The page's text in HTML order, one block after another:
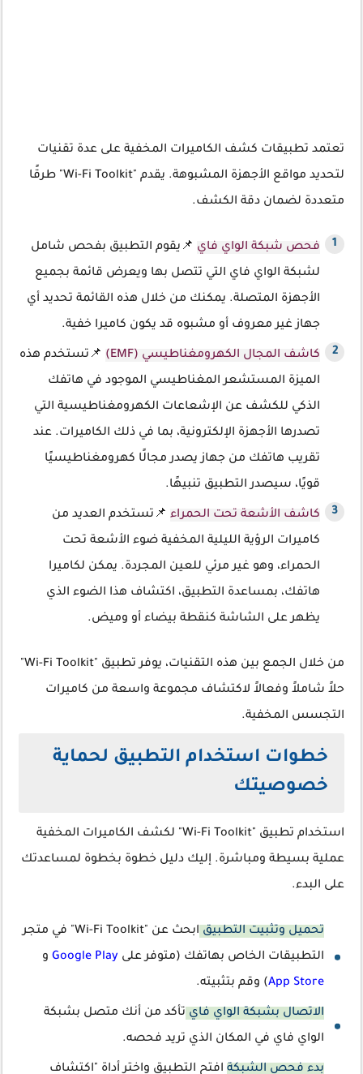
تعتمد تطبيقات كشف الكاميرات المخفية على عدة تقنيات
لتحديد مواقع الأجهزة المشبوهة. يقدم "Wi-Fi Toolkit" طرقًا
متعددة لضمان دقة الكشف.
فحص شبكة الواي فاي 📌يقوم التطبيق بفحص شامل
لشبكة الواي فاي التي تتصل بها ويعرض قائمة بجميع
الأجهزة المتصلة. يمكنك من خلال هذه القائمة تحديد أي
جهاز غير معروف أو مشبوه قد يكون كاميرا خفية.
كاشف المجال الكهرومغناطيسي (EMF)
📌تستخدم هذه
الميزة المستشعر المغناطيسي الموجود في هاتفك
الذكي للكشف عن الإشعاعات الكهرومغناطيسية التي
تصدرها الأجهزة الإلكترونية، بما في ذلك الكاميرات. عند
تقريب هاتفك من جهاز يصدر مجالًا كهرومغناطيسيًا
قويًا، سيصدر التطبيق تنبيهًا.
كاشف الأشعة تحت الحمراء 📌تستخدم العديد من
كاميرات الرؤية الليلية المخفية ضوء الأشعة تحت
الحمراء، وهو غير مرئي للعين المجردة. يمكن لكاميرا
هاتفك، بمساعدة التطبيق، اكتشاف هذا الضوء الذي
يظهر على الشاشة كنقطة بيضاء أو وميض.
من خلال الجمع بين هذه التقنيات، يوفر تطبيق "Wi-Fi Toolkit"
حلاً شاملاً وفعالاً لاكتشاف مجموعة واسعة من كاميرات
التجسس المخفية.
خطوات استخدام التطبيق لحماية
خصوصيتك
استخدام تطبيق "Wi-Fi Toolkit" لكشف الكاميرات المخفية
عملية بسيطة ومباشرة. إليك دليل خطوة بخطوة لمساعدتك
على البدء.
تحميل وتثبيت التطبيق
ابحث عن "Wi-Fi Toolkit" في متجر
التطبيقات الخاص بهاتفك (متوفر على Google Play و
App Store) وقم بتثبيته.
الاتصال بشبكة الواي فاي تأكد من أنك متصل بشبكة
الواي فاي في المكان الذي تريد فحصه.
بدء فحص الشبكة افتح التطبيق واختر أداة "اكتشاف